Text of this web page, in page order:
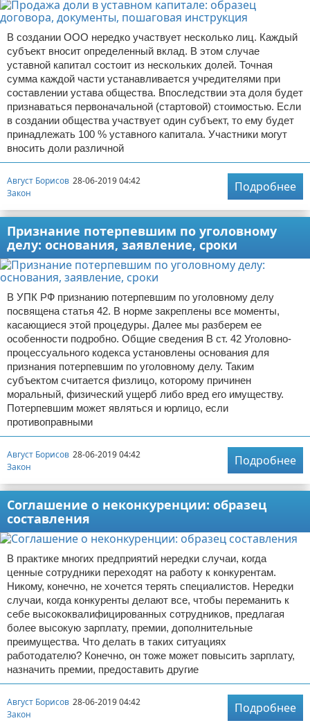
В создании ООО нередко участвует несколько лиц. Каждый
субъект вносит определенный вклад. В этом случае
уставной капитал состоит из нескольких долей. Точная
сумма каждой части устанавливается учредителями при
составлении устава общества. Впоследствии эта доля будет
признаваться первоначальной (стартовой) стоимостью. Если
в создании общества участвует один субъект, то ему будет
принадлежать 100 % уставного капитала. Участники могут
вносить доли различной
Август Борисов 28-06-2019 04:42
Закон
Подробнее
Признание потерпевшим по уголовному
делу: основания, заявление, сроки
В УПК РФ признанию потерпевшим по уголовному делу
посвящена статья 42. В норме закреплены все моменты,
касающиеся этой процедуры. Далее мы разберем ее
особенности подробно. Общие сведения В ст. 42 Уголовно-
процессуального кодекса установлены основания для
признания потерпевшим по уголовному делу. Таким
субъектом считается физлицо, которому причинен
моральный, физический ущерб либо вред его имуществу.
Потерпевшим может являться и юрлицо, если
противоправными
Август Борисов 28-06-2019 04:42
Закон
Подробнее
Соглашение о неконкуренции: образец
составления
В практике многих предприятий нередки случаи, когда
ценные сотрудники переходят на работу к конкурентам.
Никому, конечно, не хочется терять специалистов. Нередки
случаи, когда конкуренты делают все, чтобы переманить к
себе высококвалифицированных сотрудников, предлагая
более высокую зарплату, премии, дополнительные
преимущества. Что делать в таких ситуациях
работодателю? Конечно, он тоже может повысить зарплату,
назначить премии, предоставить другие
Август Борисов 28-06-2019 04:42
Закон
Подробнее